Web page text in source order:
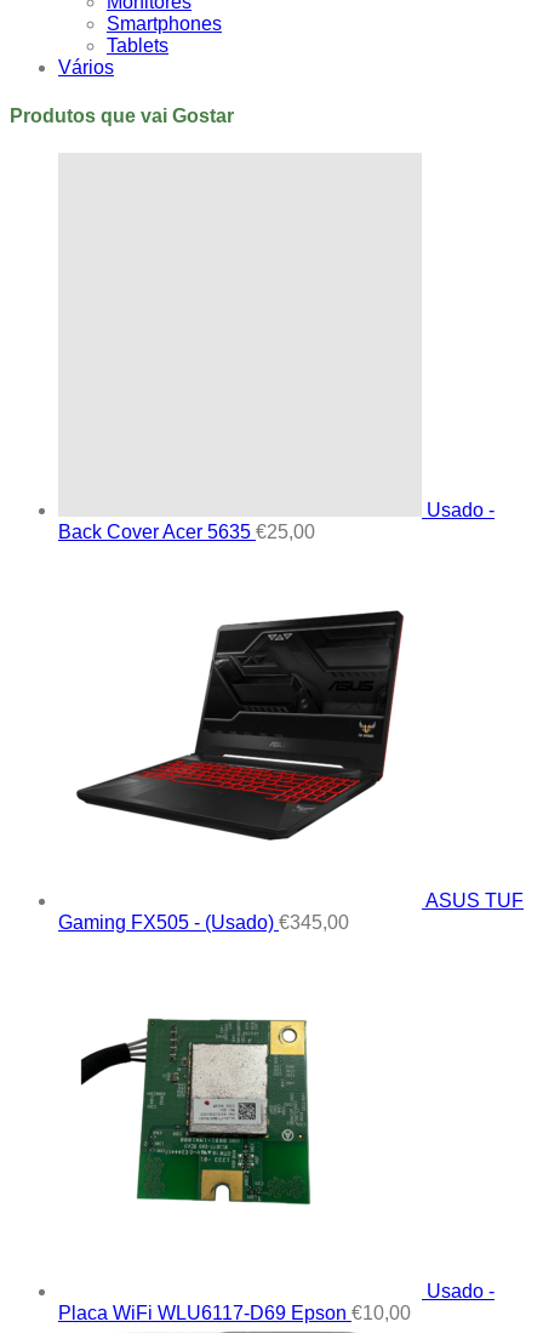
Smartphones
Tablets
Vários
Produtos que vai Gostar
Usado -
Back Cover Acer 5635 €25,00
ASUS TUF
Gaming FX505 - (Usado) €345,00
Usado -
Placa WiFi WLU6117-D69 Epson €10,00